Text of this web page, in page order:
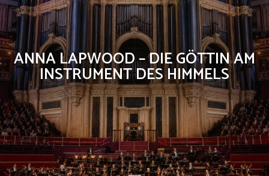
ANNA LAPWOOD – DIE GÖTTIN AM
INSTRUMENT DES HIMMELS